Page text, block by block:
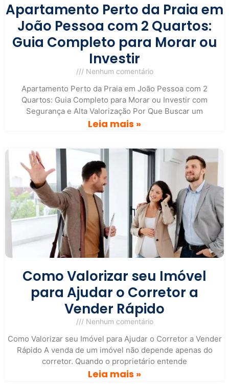
Apartamento Perto da Praia em
João Pessoa com 2 Quartos:
Guia Completo para Morar ou
Investir
Nenhum comentário
Apartamento Perto da Praia em João Pessoa com 2
Quartos: Guia Completo para Morar ou Investir com
Segurança e Alta Valorização Por Que Buscar um
Leia mais »
Como Valorizar seu Imóvel
para Ajudar o Corretor a
Vender Rápido
Nenhum comentário
Como Valorizar seu Imóvel para Ajudar o Corretor a Vender
Rápido A venda de um imóvel não depende apenas do
corretor. Quando o proprietário entende
Leia mais »